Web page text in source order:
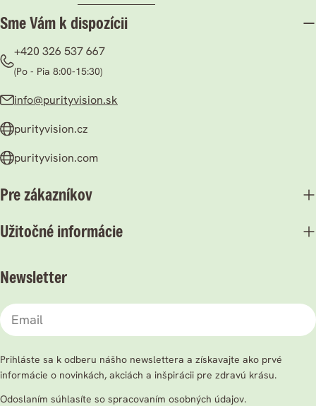
Sme Vám k dispozícii
+420 326 537 667
(Po - Pia 8:00-15:30)
info@purityvision.sk
purityvision.cz
purityvision.com
Pre zákazníkov
Užitočné informácie
Newsletter
Email
Prihláste sa k odberu nášho newslettera a získavajte ako prvé
informácie o novinkách, akciách a inšpirácii pre zdravú krásu.
Odoslaním súhlasíte so spracovaním osobných údajov.